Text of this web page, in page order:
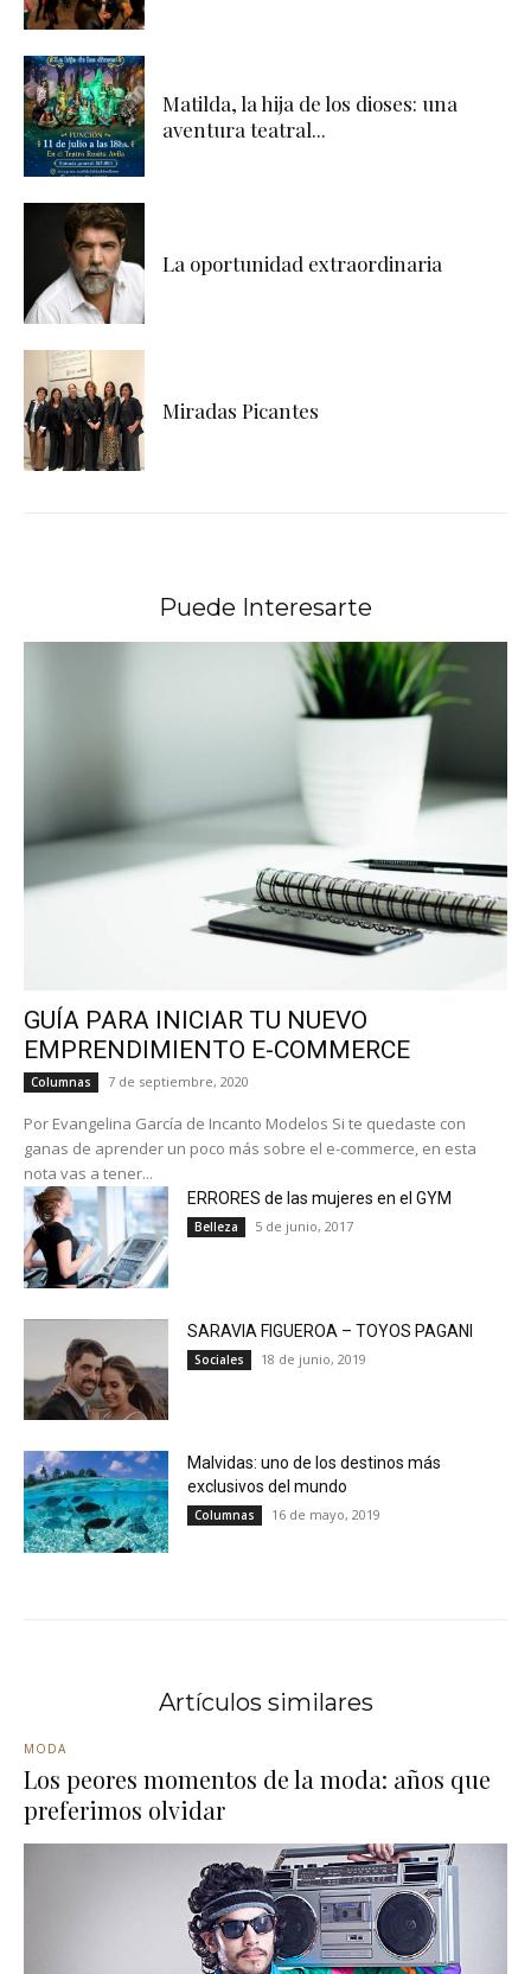
Matilda, la hija de los dioses: una
aventura teatral...
La oportunidad extraordinaria
Miradas Picantes
Puede Interesarte
GUÍA PARA INICIAR TU NUEVO
EMPRENDIMIENTO E-COMMERCE
Columnas 7 de septiembre, 2020
Por Evangelina García de Incanto Modelos Si te quedaste con
ganas de aprender un poco más sobre el e-commerce, en esta
nota vas a tener...
ERRORES de las mujeres en el GYM
Belleza 5 de junio, 2017
SARAVIA FIGUEROA – TOYOS PAGANI
Sociales 18 de junio, 2019
Malvidas: uno de los destinos más
exclusivos del mundo
Columnas 16 de mayo, 2019
Artículos similares
MODA
Los peores momentos de la moda: años que
preferimos olvidar